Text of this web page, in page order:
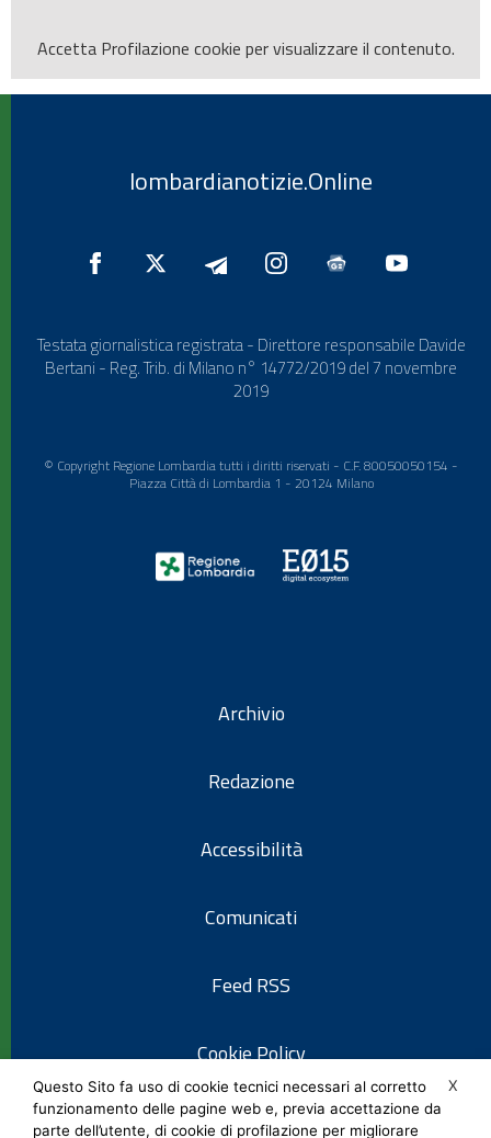
Accetta Profilazione cookie per visualizzare il contenuto.
lombardianotizie.Online
Testata giornalistica registrata - Direttore responsabile Davide
Bertani - Reg. Trib. di Milano n° 14772/2019 del 7 novembre
2019
© Copyright Regione Lombardia tutti i diritti riservati - C.F. 80050050154 -
Piazza Città di Lombardia 1 - 20124 Milano
Archivio
Redazione
Accessibilità
Comunicati
Feed RSS
Cookie Policy
Informativa privacy
X
Questo Sito fa uso di cookie tecnici necessari al corretto
funzionamento delle pagine web e, previa accettazione da
parte dell’utente, di cookie di profilazione per migliorare